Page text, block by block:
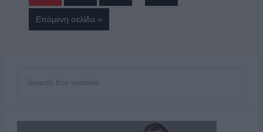
Επόμενη σελίδα »